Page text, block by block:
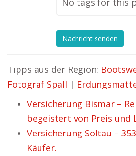
No tags for this
Nachricht senden
Tipps aus der Region:
Fotograf Spall |
Versicherung Bismar –
begeistert von Preis und
Versicherung Soltau –
Käufer.